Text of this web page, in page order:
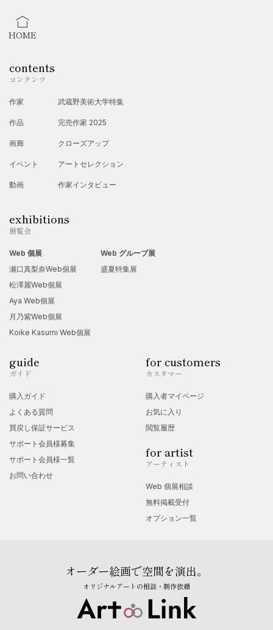
HOME
contents
コンテンツ
作家
作品
画廊
イベント
動画
武蔵野美術大学特集
完売作家 2025
クローズアップ
アートセレクション
作家インタビュー
exhibitions
展覧会
Web 個展
瀬口真梨奈Web個展
松澤麗Web個展
Aya Web個展
月乃紫Web個展
Koike Kasumi Web個展
Web グループ展
盛夏特集展
guide
ガイド
購入ガイド
よくある質問
買戻し保証サービス
サポート会員様募集
サポート会員様一覧
お問い合わせ
for customers
カスタマー
購入者マイページ
お気に入り
閲覧履歴
for artist
アーティスト
Web 個展相談
無料掲載受付
オプション一覧
オーダー絵画で空間を演出。
オリジナルアートの相談・制作依頼